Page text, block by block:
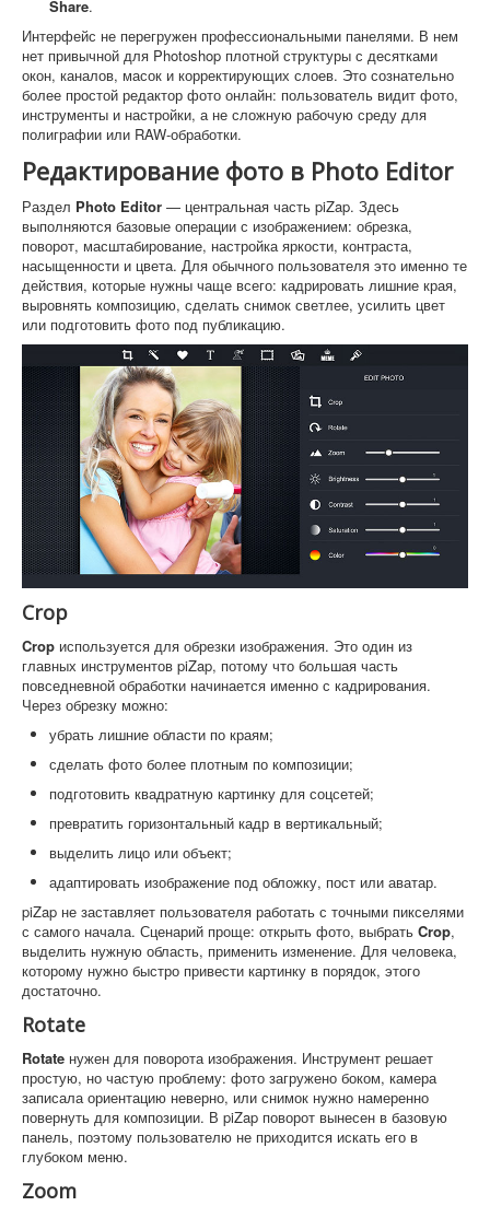
Share.
Интерфейс не перегружен профессиональными панелями. В нем
нет привычной для Photoshop плотной структуры с десятками
окон, каналов, масок и корректирующих слоев. Это сознательно
более простой редактор фото онлайн: пользователь видит фото,
инструменты и настройки, а не сложную рабочую среду для
полиграфии или RAW-обработки.
Редактирование фото в Photo Editor
Раздел Photo Editor — центральная часть piZap. Здесь
выполняются базовые операции с изображением: обрезка,
поворот, масштабирование, настройка яркости, контраста,
насыщенности и цвета. Для обычного пользователя это именно те
действия, которые нужны чаще всего: кадрировать лишние края,
выровнять композицию, сделать снимок светлее, усилить цвет
или подготовить фото под публикацию.
Crop
Crop используется для обрезки изображения. Это один из
главных инструментов piZap, потому что большая часть
повседневной обработки начинается именно с кадрирования.
Через обрезку можно:
убрать лишние области по краям;
сделать фото более плотным по композиции;
подготовить квадратную картинку для соцсетей;
превратить горизонтальный кадр в вертикальный;
выделить лицо или объект;
адаптировать изображение под обложку, пост или аватар.
piZap не заставляет пользователя работать с точными пикселями
с самого начала. Сценарий проще: открыть фото, выбрать Crop,
выделить нужную область, применить изменение. Для человека,
которому нужно быстро привести картинку в порядок, этого
достаточно.
Rotate
Rotate нужен для поворота изображения. Инструмент решает
простую, но частую проблему: фото загружено боком, камера
записала ориентацию неверно, или снимок нужно намеренно
повернуть для композиции. В piZap поворот вынесен в базовую
панель, поэтому пользователю не приходится искать его в
глубоком меню.
Zoom